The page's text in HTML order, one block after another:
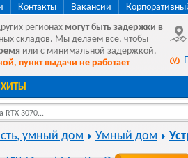
Контакты Вакансии
регионах могут быть задержки в
складов. Мы делаем все, чтобы
или с минимальной задержкой.
пункт выдачи не работает
ХИТЫ
RTX 3070...
умный дом Умный дом